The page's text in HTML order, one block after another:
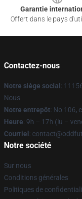
Garantie
Offert dans le pays
Contactez-nous
Notre siège social :
Nous
Notre entrepôt: No 106,
Heure: 9h – 17h (lu –
Courriel :
Notre société
Sur nous
Conditions générales
Politiques de